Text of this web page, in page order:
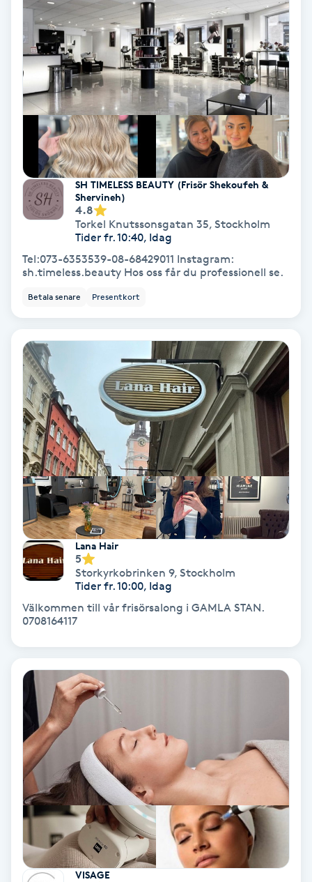
Paraffinbehandling
Pedikyr
Pensionärklippning
Permanent
Permanent hårborttagning
Permanent ögonbrynsmakeup
Piercing
Pigmentbehandling
Pigmentfläckar
Plastikkirurgi
Powder brows
Power Yoga
PRP (Platelet Rich Plasma)
Psoriasis
Radiofrekvens
Rakning
Reflexologi
SH TIMELESS BEAUTY (Frisör Shekoufeh &
Shervineh)
4.8
Torkel Knutssonsgatan 35, Stockholm
Tider fr. 10:40, Idag
Tel:073-6353539-08-68429011 Instagram:
sh.timeless.beauty Hos oss får du professionell se.
Betala senare Presentkort
Lana Hair
5
Storkyrkobrinken 9, Stockholm
Tider fr. 10:00, Idag
Välkommen till vår frisörsalong i GAMLA STAN.
0708164117
VISAGE